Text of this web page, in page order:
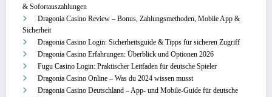
& Sofortauszahlungen
Dragonia Casino Review – Bonus, Zahlungsmethoden, Mobile App &
Sicherheit
Dragonia Casino Login: Sicherheitsguide & Tipps für sicheren Zugriff
Dragonia Casino Erfahrungen: Überblick und Optionen 2026
Fugu Casino Login: Praktischer Leitfaden für deutsche Spieler
Dragonia Casino Online – Was du 2024 wissen musst
Dragonia Casino Deutschland – App‑ und Mobile‑Guide für deutsche